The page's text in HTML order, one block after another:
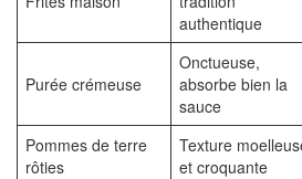
authentique
Purée crémeuse
Onctueuse,
absorbe bien la
sauce
Pommes de terre
rôties
Texture
et croquante